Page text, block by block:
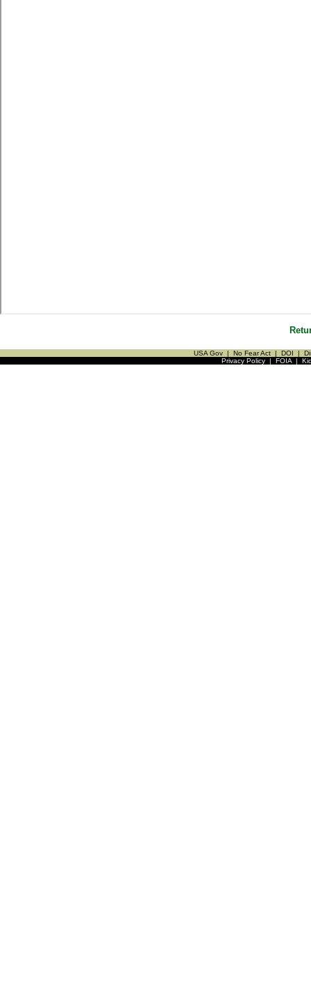
USA Gov | No Fear Act | DOI |
Privacy Policy| FOIA|